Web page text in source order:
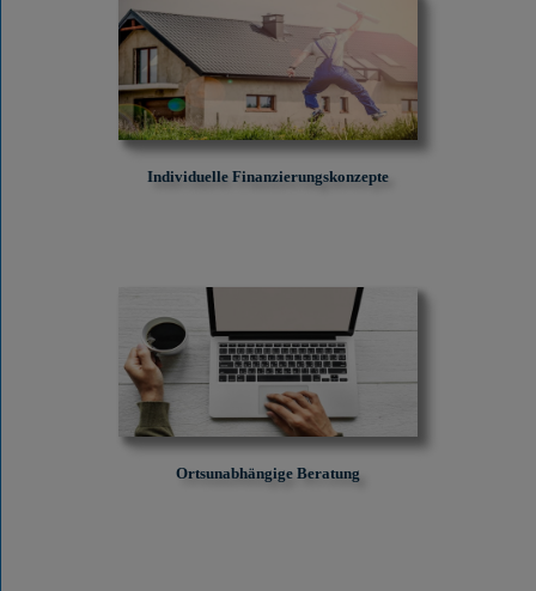
Individuelle Finanzierungskonzepte
Ortsunabhängige Beratung